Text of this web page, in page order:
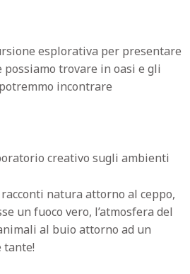
esplorativa per presentare
trovare in oasi e gli
incontrare
creativo sugli ambienti
natura attorno al ceppo,
un fuoco vero, l’atmosfera del
al buio attorno ad un
tante!